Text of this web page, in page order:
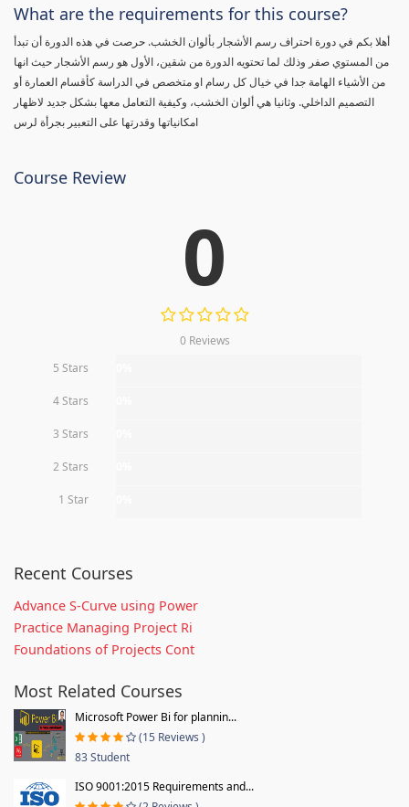
What are the requirements for this course?
أهلا بكم في دورة احتراف رسم الأشجار بألوان الخشب. حرصت في هذه الدورة أن تبدأ
من المستوي صفر وذلك لما تحتويه الدورة من شقين، الأول هو رسم الأشجار حيث انها
من الأشياء الهامة جدا في خيال كل رسام او متخصص في الدراسة كأقسام العمارة أو
التصميم الداخلي. وثانيا هي ألوان الخشب، وكيفية التعامل معها بشكل جديد لاظهار
امكانياتها وقدرتها على التعبير بجرأة لرس
Course Review
0
0 Reviews
5 Stars
4 Stars
3 Stars
2 Stars
1 Star
Recent Courses
Advance S-Curve using Power
Practice Managing Project Ri
Foundations of Projects Cont
Most Related Courses
Microsoft Power Bi for plannin...
(15 Reviews )
83 Student
ISO 9001:2015 Requirements and...